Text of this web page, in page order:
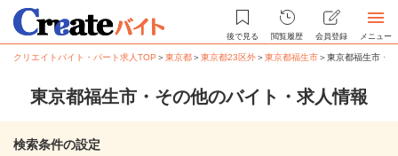
後で見る 閲覧履歴 会員登録 メニュー
クリエイトバイト・パート求人TOP ＞東京都＞東京都23区外＞東京都福生市＞東京都福生市・
東京都福生市・その他のバイト・求人情報
検索条件の設定